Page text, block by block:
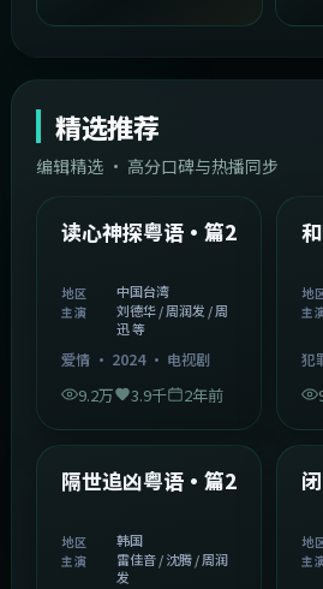
精选推荐
编辑精选 · 高分口碑与热播同步
精选
中国台湾 1:54:36
读心神探粤语·篇2
地区 中国台湾
主演
刘德华 / 周润发 / 周
迅 等
爱情· 2024· 电视剧
9.2万 3.9千 2年前
精
地
主
犯
精选
隔世追凶粤语·篇2
地区 韩国
主演
雷佳音 / 沈腾 / 周润
发
精
地
主